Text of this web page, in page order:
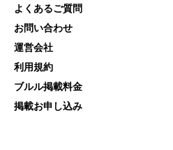
よくあるご質問
お問い合わせ
運営会社
利用規約
ブルル掲載料金
掲載お申し込み